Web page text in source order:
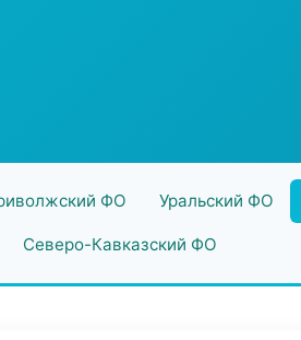
ФО Уральский ФО
Северо-Кавказский ФО